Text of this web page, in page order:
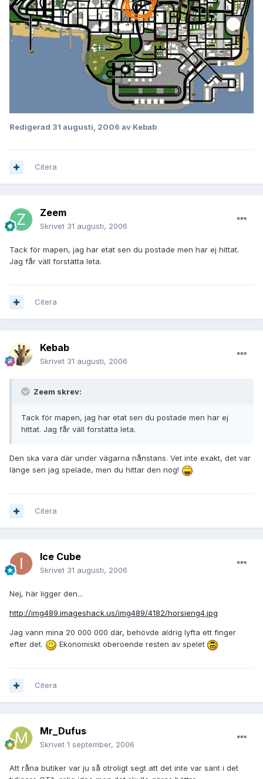
Redigerad 31 augusti, 2006 av Kebab
Citera
Zeem
Skrivet 31 augusti, 2006
Tack för mapen, jag har etat sen du postade men har ej hittat.
Jag får väll forstätta leta.
Citera
Kebab
Skrivet 31 augusti, 2006
Zeem skrev:
Tack för mapen, jag har etat sen du postade men har ej
hittat. Jag får väll forstätta leta.
Den ska vara där under vägarna nånstans. Vet inte exakt, det var
länge sen jag spelade, men du hittar den nog!
Citera
Ice Cube
Skrivet 31 augusti, 2006
Nej, här ligger den...
http://img489.imageshack.us/img489/4182/horsieng4.jpg
Jag vann mina 20 000 000 där, behövde aldrig lyfta ett finger
efter det.
Ekonomiskt oberoende resten av spelet
Citera
Mr_Dufus
Skrivet 1 september, 2006
Att råna butiker var ju så otroligt segt att det inte var sant i det